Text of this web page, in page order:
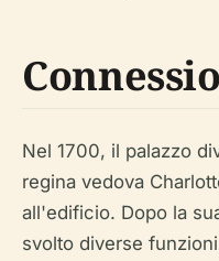
Nel 1700, il palazzo
regina vedova
all'edificio. Dopo la
svolto diverse